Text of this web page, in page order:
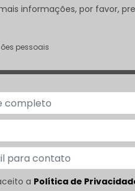
informações, por favor,
pessoais
a Política de